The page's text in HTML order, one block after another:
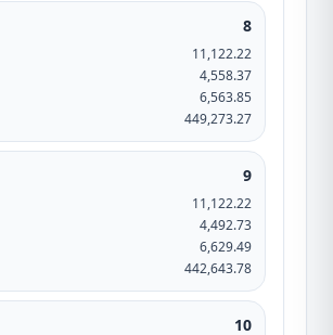
8
11,122.22
4,558.37
6,563.85
449,273.27
9
11,122.22
4,492.73
6,629.49
442,643.78
10